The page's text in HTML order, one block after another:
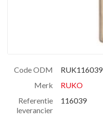
Code ODM
RUK116039
Merk
RUKO
Referentie
leverancier
116039